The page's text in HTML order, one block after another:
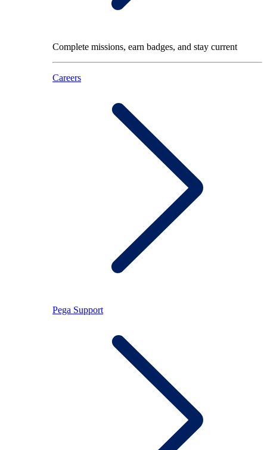
Complete missions, earn badges, and stay current
Careers
Pega Support